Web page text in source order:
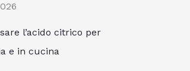
l’acido citrico per
e in cucina